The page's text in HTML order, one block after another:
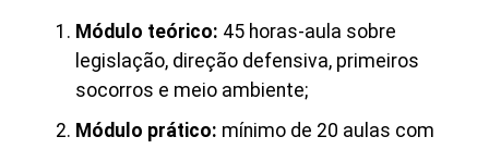
Módulo teórico: 45 horas-aula sobre
legislação, direção defensiva, primeiros
socorros e meio ambiente;
Módulo prático: mínimo de 20 aulas com